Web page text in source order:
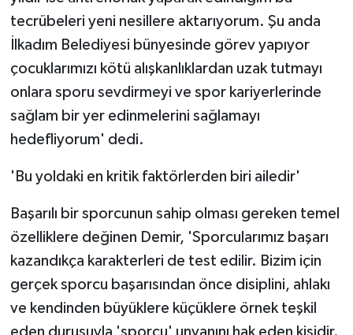
tecrübeleri yeni nesillere aktarıyorum. Şu anda
İlkadım Belediyesi bünyesinde görev yapıyor
çocuklarımızı kötü alışkanlıklardan uzak tutmayı
onlara sporu sevdirmeyi ve spor kariyerlerinde
sağlam bir yer edinmelerini sağlamayı
hedefliyorum' dedi.
'Bu yoldaki en kritik faktörlerden biri ailedir'
Başarılı bir sporcunun sahip olması gereken temel
özelliklere değinen Demir, 'Sporcularımız başarı
kazandıkça karakterleri de test edilir. Bizim için
gerçek sporcu başarısından önce disiplini, ahlakı
ve kendinden büyüklere küçüklere örnek teşkil
eden duruşuyla 'sporcu' unvanını hak eden kişidir.